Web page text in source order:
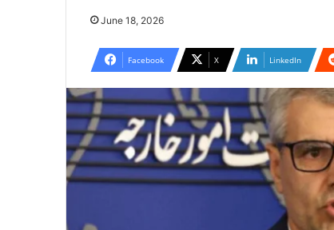
June 18, 2026
Facebook X LinkedIn